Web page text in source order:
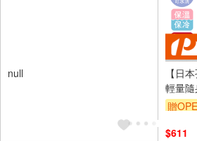
null
【日
輕量
贈
$611